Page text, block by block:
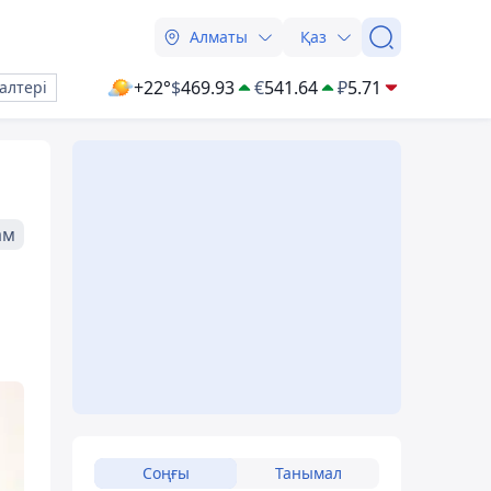
Алматы Қаз
+22°$469.93 €541.64 ₽5.71
Соңғы Танымал